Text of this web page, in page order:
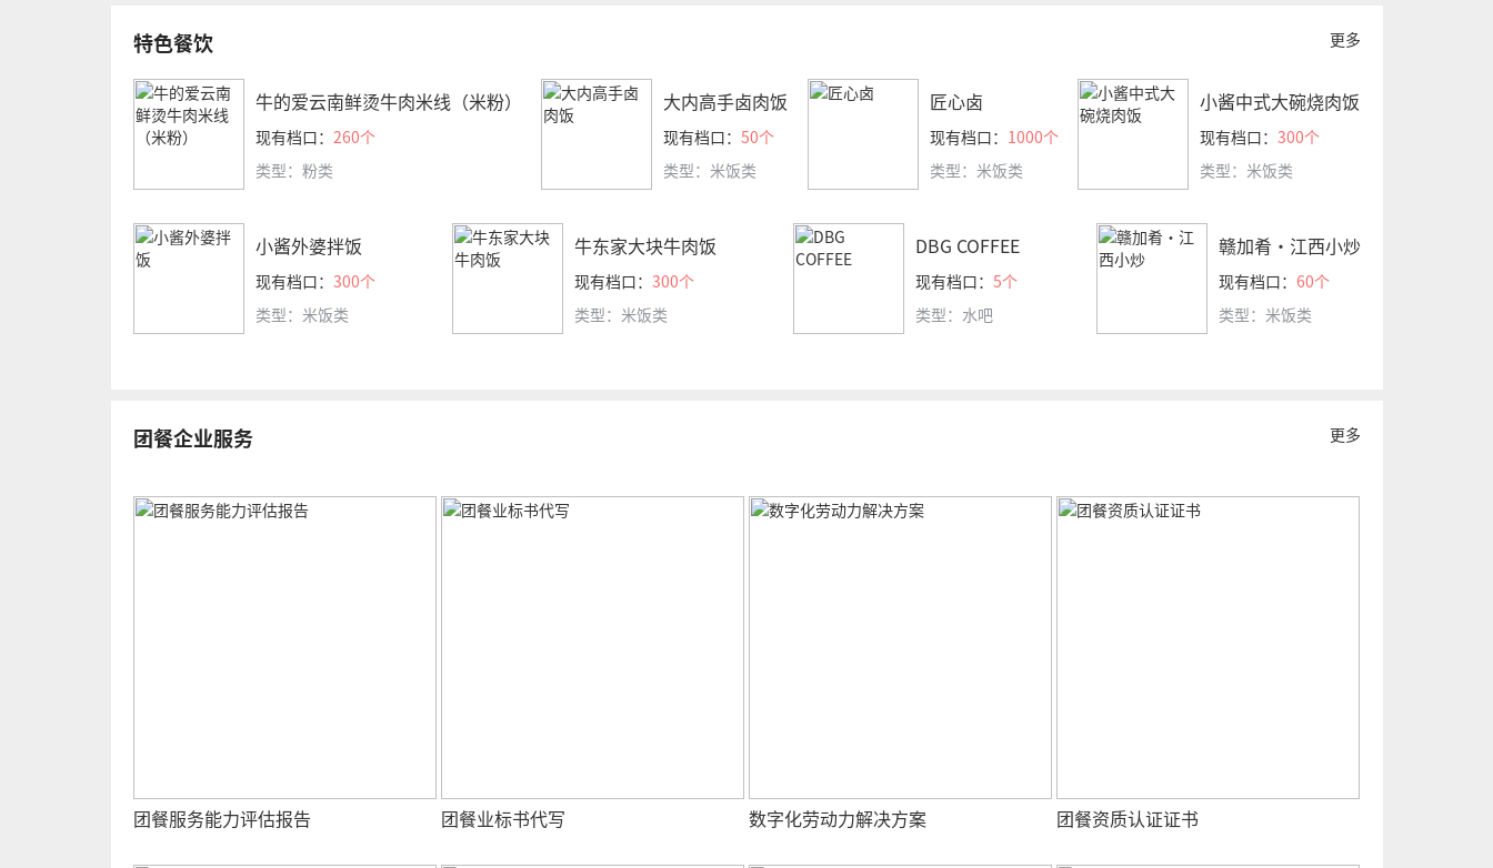
特色餐饮 更多
牛的爱云南鲜烫牛肉米线（米粉）
现有档口： 260个
类型：粉类
大内高手卤肉饭
现有档口：50个
类型：米饭类
匠心卤
现有档口： 1000个
类型：米饭类
小酱中式大碗烧肉饭
现有档口：300个
类型：米饭类
小酱外婆拌饭
现有档口： 300个
类型：米饭类
牛东家大块牛肉饭
现有档口： 300个
类型：米饭类
DBG COFFEE
现有档口： 5个
类型：水吧
赣加肴·江西小炒
现有档口： 60个
类型：米饭类
团餐企业服务 更多
团餐服务能力评估报告 团餐业标书代写 数字化劳动力解决方案 团餐资质认证证书